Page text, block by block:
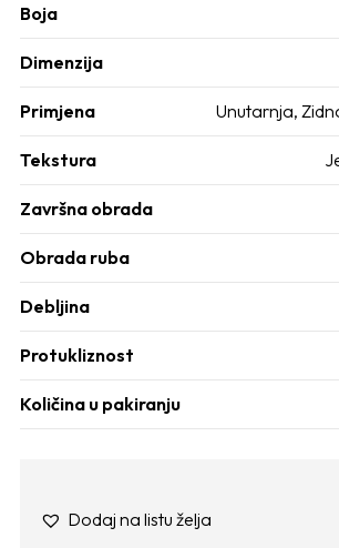
Boja
Dimenzija
Primjena Unutarnja,
Tekstura
Završna obrada
Obrada ruba
Debljina
Protukliznost
Količina u pakiranju
Dodaj na listu želja